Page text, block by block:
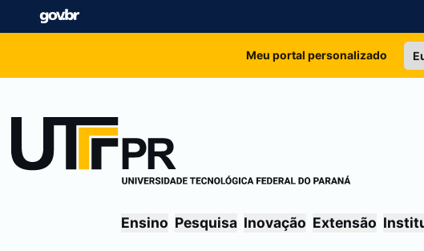
Meu portal personalizado
Ensino Pesquisa Inovação Extensão